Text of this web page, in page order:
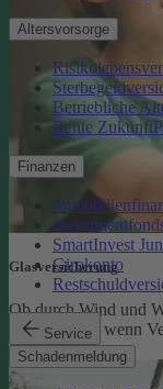
Altersvorsorge
Betriebliche
Rente
Finanzen
SmartInvest
Girokonto
Service
Schadenmeldung
Glasversicherung
Ob durch Wind und
schützen Sie, wenn
Glasversicherung